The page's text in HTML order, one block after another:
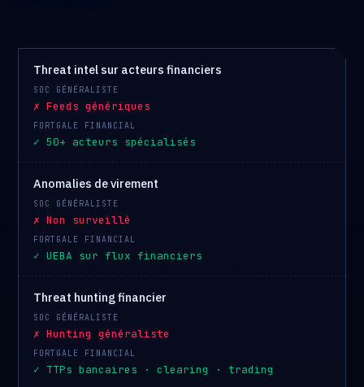
Threat intel sur acteurs financiers
✗ Feeds génériques
✓ 50+ acteurs spécialisés
Anomalies de virement
✗ Non surveillé
✓ UEBA sur flux financiers
Threat hunting financier
✗ Hunting généraliste
✓ TTPs bancaires · clearing · trading